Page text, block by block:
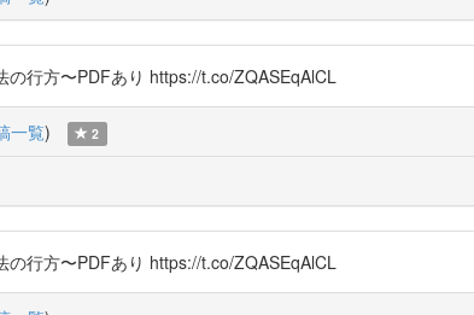
行方〜PDFあり https://t.co/ZQASEqAlCL
一覧) 2
行方〜PDFあり https://t.co/ZQASEqAlCL